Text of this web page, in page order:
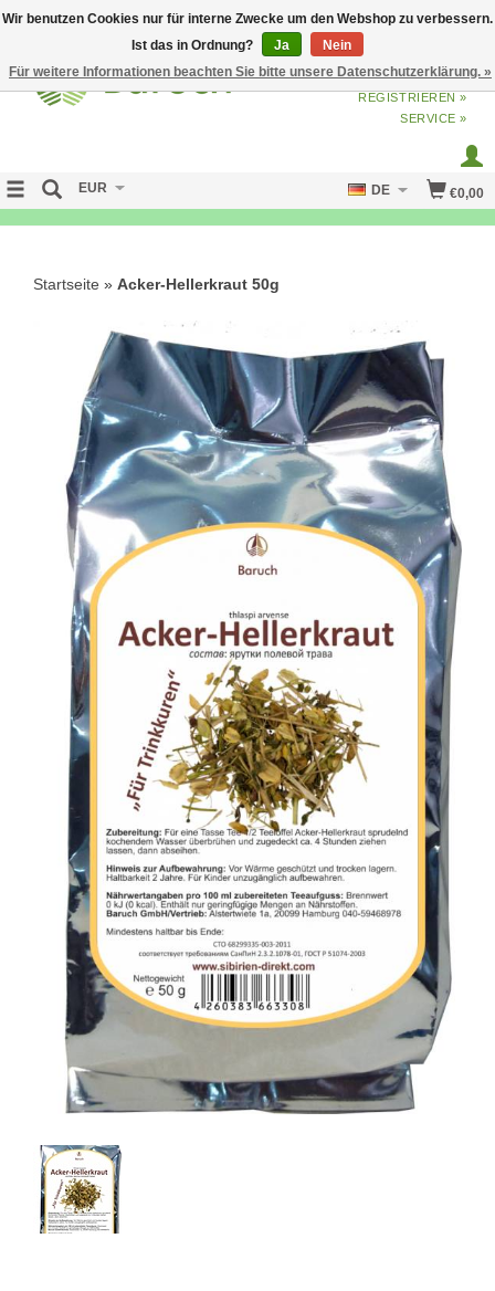
ANMELDENODERJETZT
REGISTRIEREN »
SERVICE »
€0,00
EUR DE
Startseite » Acker-Hellerkraut 50g
Wir benutzen Cookies nur für interne Zwecke um den Webshop zu verbessern.
Ist das in Ordnung?
Ja
Nein
Für weitere Informationen beachten Sie bitte unsere Datenschutzerklärung. »